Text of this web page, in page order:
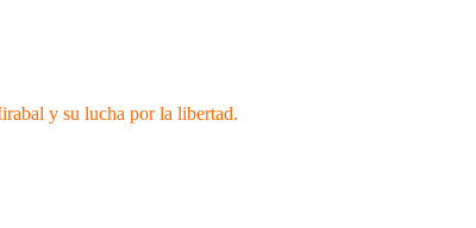
y su lucha por la libertad.